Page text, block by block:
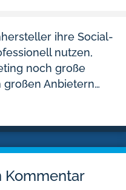
ihre Social-
nutzen,
noch große
großen Anbietern…
Kommentar